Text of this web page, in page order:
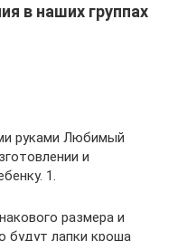
в наших группах
руками Любимый
и
1.
размера и
будут лапки кроша